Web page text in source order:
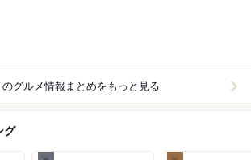
のグルメ情報まとめをもっと見る
グ